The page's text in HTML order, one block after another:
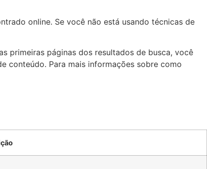
online. Se você não está usando técnicas de
primeiras páginas dos resultados de busca, você
conteúdo. Para mais informações sobre como